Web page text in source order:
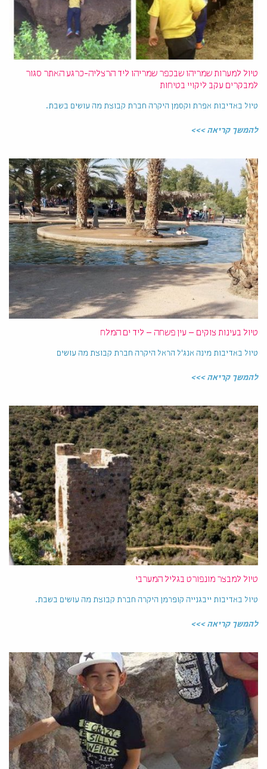
טיול למערות שמריהו שבכפר שמריהו ליד הרצליה-כרגע האתר סגור
למבקרים עקב ליקויי בטיחות
טיול באדיבות אפרת וקסמן היקרה חברת קבוצת מה עושים בשבת.
להמשך קריאה >>>
טיול בעינות צוקים – עין פשחה – ליד ים המלח
טיול באדיבות מינה אנג'ל הראל היקרה חברת קבוצת מה עושים
להמשך קריאה >>>
טיול למבצר מונפורט בגליל המערבי
טיול באדיבות ייבגנייה קופרמן היקרה חברת קבוצת מה עושים בשבת.
להמשך קריאה >>>